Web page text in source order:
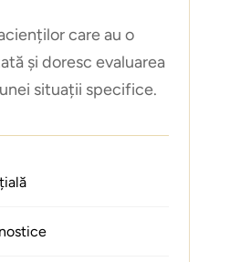
care au o
și doresc evaluarea
situații specifice.